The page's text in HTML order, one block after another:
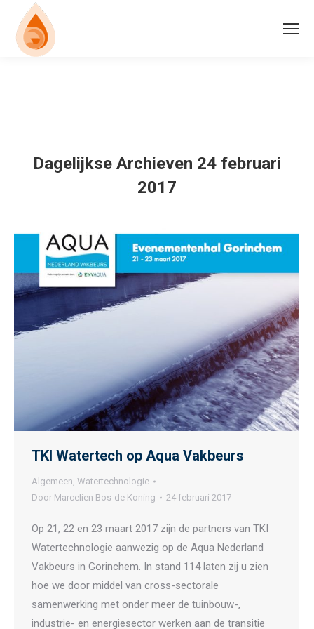
Dagelijkse Archieven 24 februari
2017
TKI Watertech op Aqua Vakbeurs
Algemeen, Watertechnologie
Door Marcelien Bos-de Koning 24 februari 2017
Op 21, 22 en 23 maart 2017 zijn de partners van TKI
Watertechnologie aanwezig op de Aqua Nederland
Vakbeurs in Gorinchem. In stand 114 laten zij u zien
hoe we door middel van cross-sectorale
samenwerking met onder meer de tuinbouw-,
industrie- en energiesector werken aan de transitie